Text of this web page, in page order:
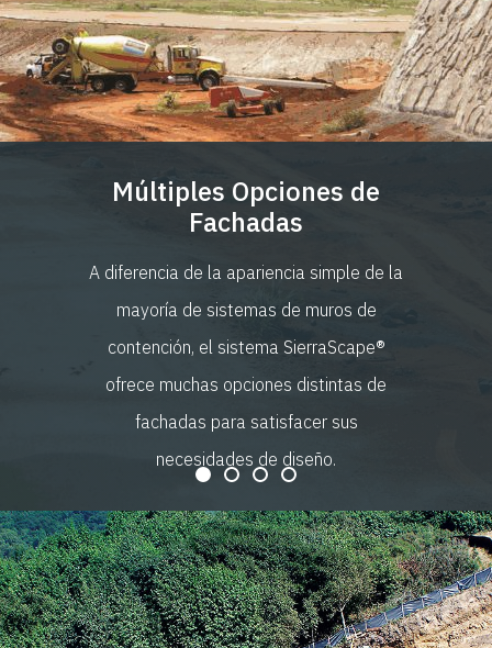
Múltiples Opciones de
Fachadas
A diferencia de la apariencia simple de la
mayoría de sistemas de muros de
contención, el sistema SierraScape®
ofrece muchas opciones distintas de
fachadas para satisfacer sus
necesidades de diseño.